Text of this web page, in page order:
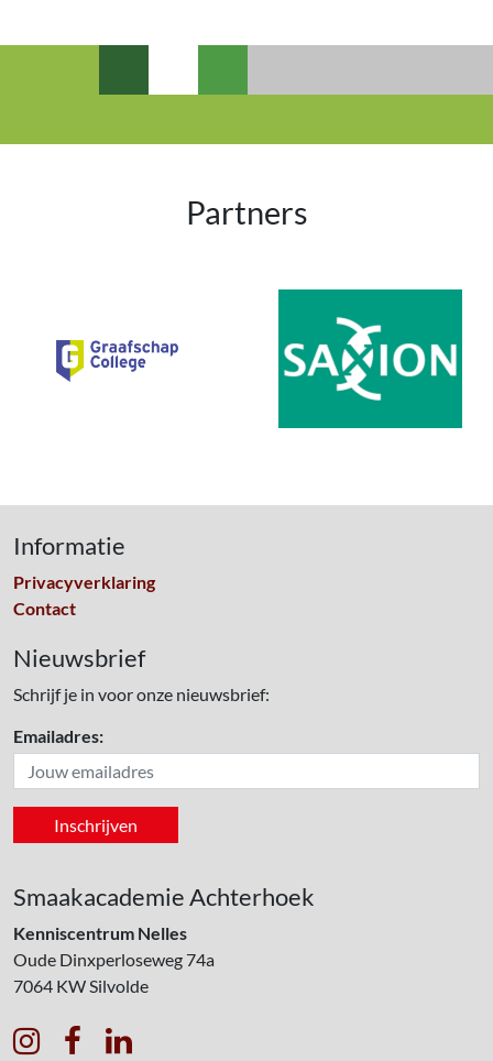
Partners
Informatie
Privacyverklaring
Contact
Nieuwsbrief
Schrijf je in voor onze nieuwsbrief:
Emailadres:
Smaakacademie Achterhoek
Kenniscentrum Nelles
Oude Dinxperloseweg 74a
7064 KW Silvolde
  